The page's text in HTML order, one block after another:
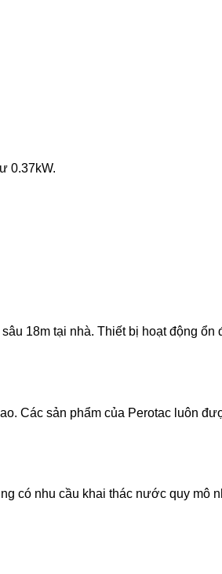
0.37kW.
18m tại nhà. Thiết bị hoạt động
Các sản phẩm của Perotac luôn
có nhu cầu khai thác nước quy mô